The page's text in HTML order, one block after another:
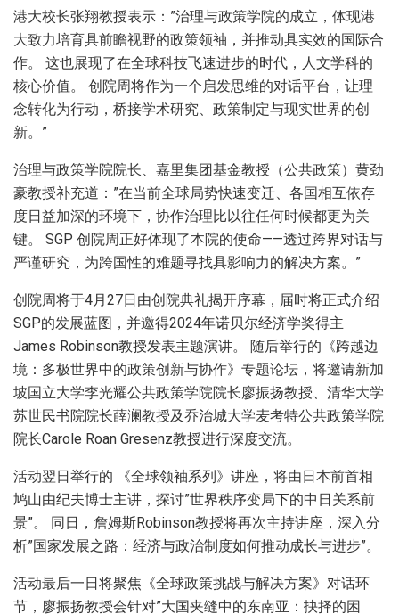
港大校长张翔教授表示：”治理与政策学院的成立，体现港
大致力培育具前瞻视野的政策领袖，并推动具实效的国际合
作。 这也展现了在全球科技飞速进步的时代，人文学科的
核心价值。 创院周将作为一个启发思维的对话平台，让理
念转化为行动，桥接学术研究、政策制定与现实世界的创
新。”
治理与政策学院院长、嘉里集团基金教授（公共政策）黄劲
豪教授补充道：”在当前全球局势快速变迁、各国相互依存
度日益加深的环境下，协作治理比以往任何时候都更为关
键。 SGP 创院周正好体现了本院的使命——透过跨界对话与
严谨研究，为跨国性的难题寻找具影响力的解决方案。”
创院周将于4月27日由创院典礼揭开序幕，届时将正式介绍
SGP的发展蓝图，并邀得2024年诺贝尔经济学奖得主
James Robinson教授发表主题演讲。 随后举行的《跨越边
境：多极世界中的政策创新与协作》专题论坛，将邀请新加
坡国立大学李光耀公共政策学院院长廖振扬教授、清华大学
苏世民书院院长薛澜教授及乔治城大学麦考特公共政策学院
院长Carole Roan Gresenz教授进行深度交流。
活动翌日举行的 《全球领袖系列》讲座，将由日本前首相
鸠山由纪夫博士主讲，探讨”世界秩序变局下的中日关系前
景”。 同日，詹姆斯Robinson教授将再次主持讲座，深入分
析”国家发展之路：经济与政治制度如何推动成长与进步”。
活动最后一日将聚焦《全球政策挑战与解决方案》对话环
节，廖振扬教授会针对”大国夹缝中的东南亚：抉择的困